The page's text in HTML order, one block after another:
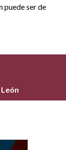
puede ser de